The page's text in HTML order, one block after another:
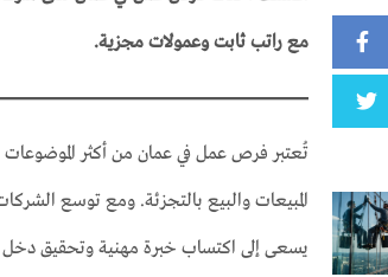
مع راتب ثابت وعمولات مجزية.
تُعتبر فرص عمل في عمان من أكثر
المبيعات والبيع بالتجزئة. ومع توسع
يسعى إلى اكتساب خبرة مهنية وتحقيق